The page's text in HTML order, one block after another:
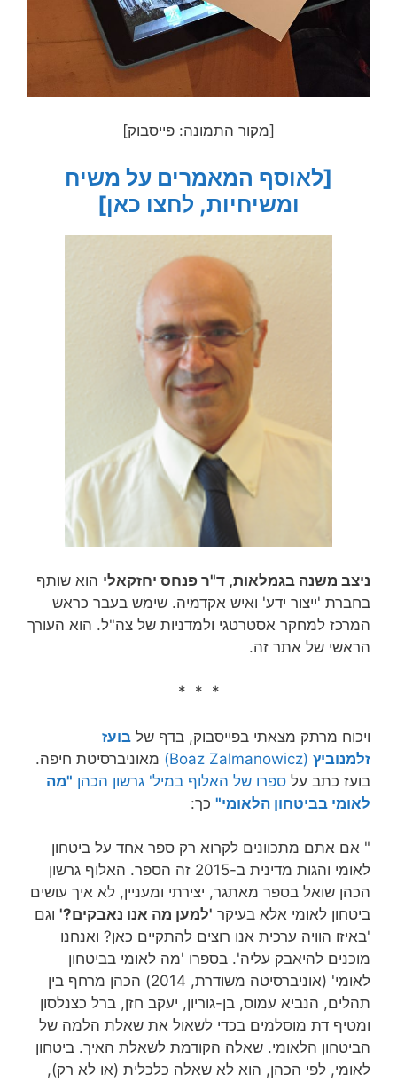
[מקור התמונה: פייסבוק]
[לאוסף המאמרים על משיח
ומשיחיות, לחצו כאן]
ניצב משנה בגמלאות, ד"ר פנחס יחזקאלי הוא שותף
בחברת 'ייצור ידע' ואיש אקדמיה. שימש בעבר כראש
המרכז למחקר אסטרטגי ולמדניות של צה"ל. הוא העורך
הראשי של אתר זה.
* * *
ויכוח מרתק מצאתי בפייסבוק, בדף של בועז
זלמנוביץ (Boaz Zalmanowicz)
מאוניברסיטת חיפה.
בועז כתב על ספרו של האלוף במיל' גרשון הכהן "מה
לאומי בביטחון הלאומי" כך:
" אם אתם מתכוונים לקרוא רק ספר אחד על ביטחון
לאומי והגות מדינית ב-2015 זה הספר. האלוף גרשון
הכהן שואל בספר מאתגר, יצירתי ומעניין, לא איך עושים
ביטחון לאומי אלא בעיקר 'למען מה אנו נאבקים?' וגם
'באיזו הוויה ערכית אנו רוצים להתקיים כאן? ואנחנו
מוכנים להיאבק עליה'. בספרו 'מה לאומי בביטחון
לאומי' (אוניברסיטה משודרת, 2014) הכהן מרחף בין
תהלים, הנביא עמוס, בן-גוריון, יעקב חזן, ברל כצנלסון
ומטיף דת מוסלמים בכדי לשאול את שאלת הלמה של
הביטחון הלאומי. שאלה הקודמת לשאלת האיך. ביטחון
לאומי, לפי הכהן, הוא לא שאלה כלכלית (או לא רק),